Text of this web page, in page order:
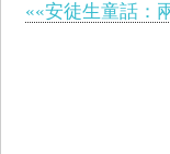
««安徒生童話：